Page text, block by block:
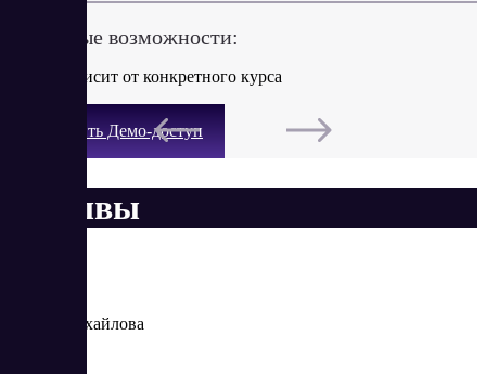
Ключевые возможности:
- Цена зависит от конкретного курса​
Получить Демо-доступ
Отзывы
Алена Михайлова